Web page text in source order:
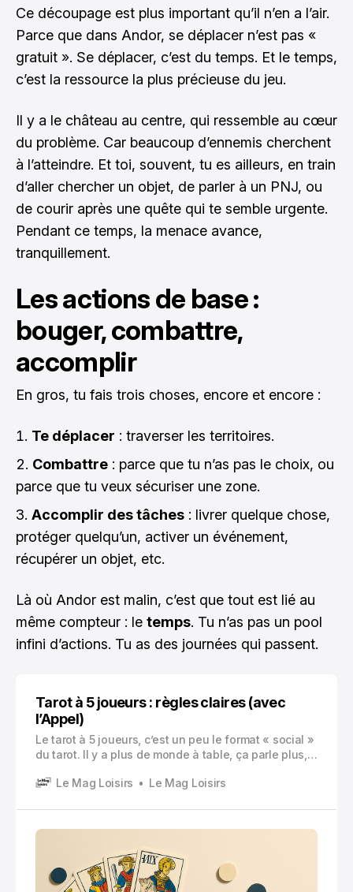
Ce découpage est plus important qu’il n’en a l’air.
Parce que dans Andor, se déplacer n’est pas «
gratuit ». Se déplacer, c’est du temps. Et le temps,
c’est la ressource la plus précieuse du jeu.
Il y a le château au centre, qui ressemble au cœur
du problème. Car beaucoup d’ennemis cherchent
à l’atteindre. Et toi, souvent, tu es ailleurs, en train
d’aller chercher un objet, de parler à un PNJ, ou
de courir après une quête qui te semble urgente.
Pendant ce temps, la menace avance,
tranquillement.
Les actions de base :
bouger, combattre,
accomplir
En gros, tu fais trois choses, encore et encore :
Te déplacer : traverser les territoires.
Combattre : parce que tu n’as pas le choix, ou
parce que tu veux sécuriser une zone.
Accomplir des tâches : livrer quelque chose,
protéger quelqu’un, activer un événement,
récupérer un objet, etc.
Là où Andor est malin, c’est que tout est lié au
même compteur : le temps. Tu n’as pas un pool
infini d’actions. Tu as des journées qui passent.
Tarot à 5 joueurs : règles claires (avec
l’Appel)
Le tarot à 5 joueurs, c’est un peu le format « social »
du tarot. Il y a plus de monde à table, ça parle plus,
essentielle par rapport au tarot à 4 : le preneur ne
Le Mag Loisirs Le Mag Loisirs